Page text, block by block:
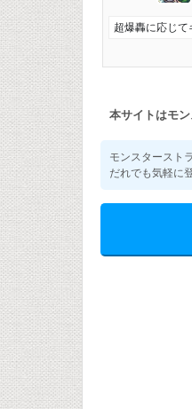
超爆轟に応じ
本サイトはモン
モンスタースト
だれでも気軽に